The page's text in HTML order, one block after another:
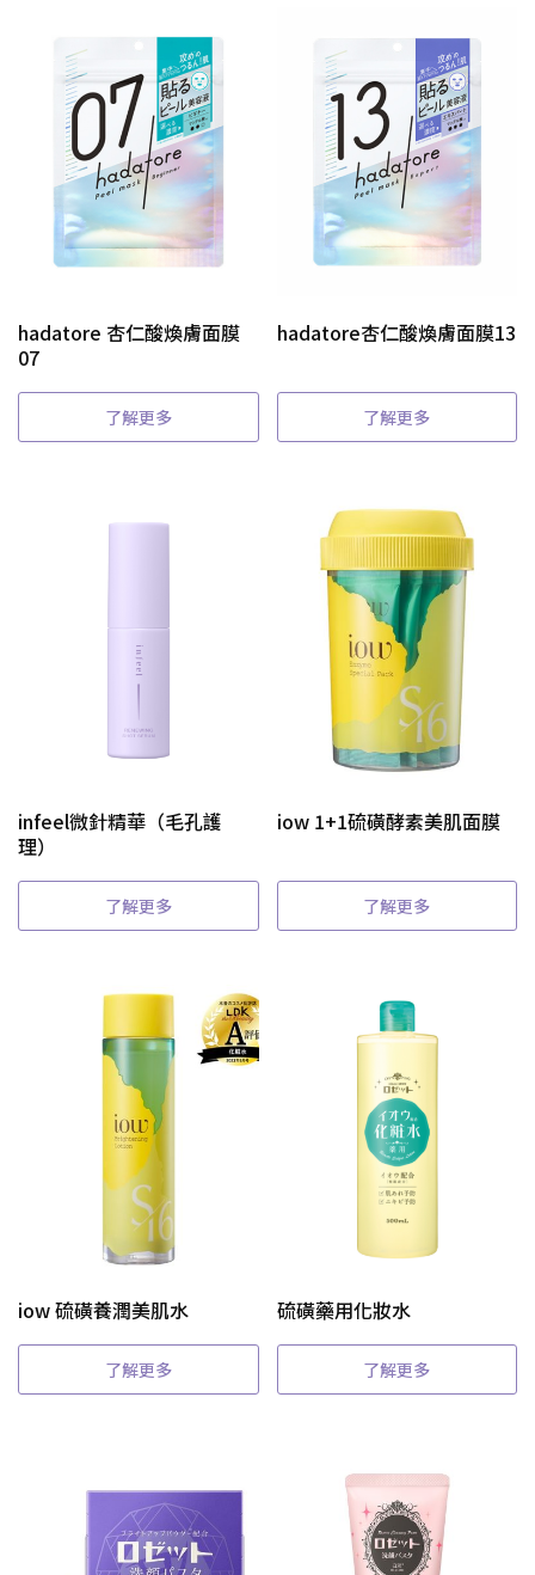
hadatore 杏仁酸煥膚面膜
07
了解更多
hadatore杏仁酸煥膚面膜13
了解更多
infeel微針精華（毛孔護
理）
了解更多
iow 1+1硫磺酵素美肌面膜
了解更多
iow 硫磺養潤美肌水
了解更多
硫磺藥用化妝水
了解更多